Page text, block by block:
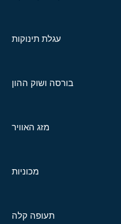
עגלת תינוקות
בורסה ושוק ההון
מזג האוויר
מכוניות
תעופה קלה